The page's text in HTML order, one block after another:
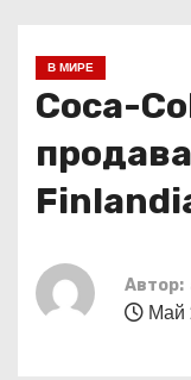
В МИРЕ
Coca-
Автор:
Май